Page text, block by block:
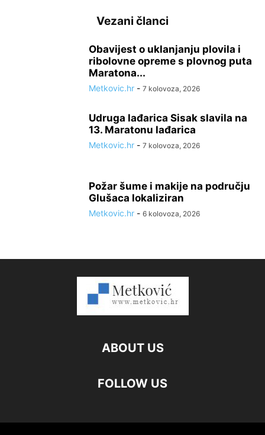
Vezani članci
Obavijest o uklanjanju plovila i
ribolovne opreme s plovnog puta
Maratona...
Metkovic.hr - 7 kolovoza, 2026
Udruga lađarica Sisak slavila na
13. Maratonu lađarica
Metkovic.hr - 7 kolovoza, 2026
Požar šume i makije na području
Glušaca lokaliziran
Metkovic.hr - 6 kolovoza, 2026
ABOUT US
FOLLOW US